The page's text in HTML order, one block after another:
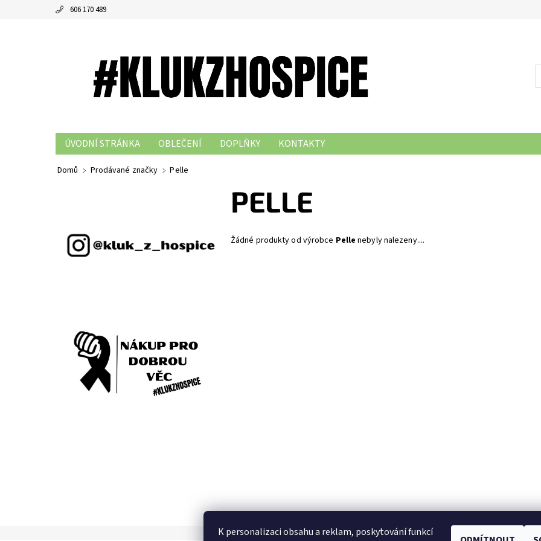
606 170 489
ÚVODNÍ STRÁNKA OBLEČENÍ DOPLŇKY KONTAKTY
Domů Prodávané značky Pelle
PELLE
Žádné produkty od výrobce Pelle nebyly nalezeny....
K personalizaci obsahu a reklam, poskytování funkcí